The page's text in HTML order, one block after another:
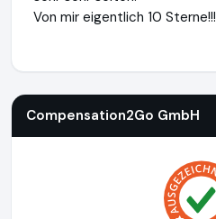
Von mir eigentlich 10 Sterne!!!
Compensation2Go GmbH